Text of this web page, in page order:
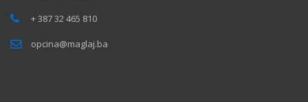
+ 387 32 465 810
opcina@maglaj.ba